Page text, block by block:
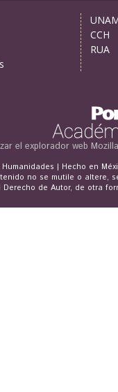
CCH
RUA
el explorador web
| Hecho en
no se mutile o altere,
Derecho de Autor, de otra